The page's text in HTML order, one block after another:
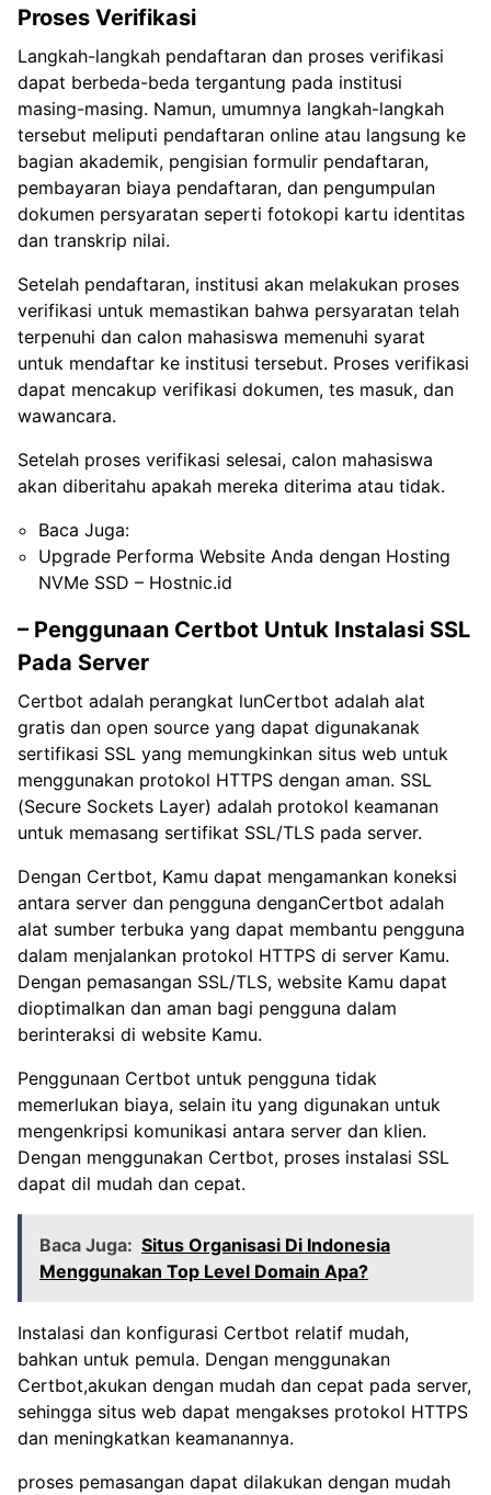
Proses Verifikasi
Langkah-langkah pendaftaran dan proses verifikasi
dapat berbeda-beda tergantung pada institusi
masing-masing. Namun, umumnya langkah-langkah
tersebut meliputi pendaftaran online atau langsung ke
bagian akademik, pengisian formulir pendaftaran,
pembayaran biaya pendaftaran, dan pengumpulan
dokumen persyaratan seperti fotokopi kartu identitas
dan transkrip nilai.
Setelah pendaftaran, institusi akan melakukan proses
verifikasi untuk memastikan bahwa persyaratan telah
terpenuhi dan calon mahasiswa memenuhi syarat
untuk mendaftar ke institusi tersebut. Proses verifikasi
dapat mencakup verifikasi dokumen, tes masuk, dan
wawancara.
Setelah proses verifikasi selesai, calon mahasiswa
akan diberitahu apakah mereka diterima atau tidak.
Baca Juga:
Upgrade Performa Website Anda dengan Hosting
NVMe SSD – Hostnic.id
– Penggunaan Certbot Untuk Instalasi SSL
Pada Server
Certbot adalah perangkat lunCertbot adalah alat
gratis dan open source yang dapat digunakanak
sertifikasi SSL yang memungkinkan situs web untuk
menggunakan protokol HTTPS dengan aman. SSL
(Secure Sockets Layer) adalah protokol keamanan
untuk memasang sertifikat SSL/TLS pada server.
Dengan Certbot, Kamu dapat mengamankan koneksi
antara server dan pengguna denganCertbot adalah
alat sumber terbuka yang dapat membantu pengguna
dalam menjalankan protokol HTTPS di server Kamu.
Dengan pemasangan SSL/TLS, website Kamu dapat
dioptimalkan dan aman bagi pengguna dalam
berinteraksi di website Kamu.
Penggunaan Certbot untuk pengguna tidak
memerlukan biaya, selain itu yang digunakan untuk
mengenkripsi komunikasi antara server dan klien.
Dengan menggunakan Certbot, proses instalasi SSL
dapat dil mudah dan cepat.
Baca Juga: Situs Organisasi Di Indonesia
Menggunakan Top Level Domain Apa?
Instalasi dan konfigurasi Certbot relatif mudah,
bahkan untuk pemula. Dengan menggunakan
Certbot,akukan dengan mudah dan cepat pada server,
sehingga situs web dapat mengakses protokol HTTPS
dan meningkatkan keamanannya.
proses pemasangan dapat dilakukan dengan mudah